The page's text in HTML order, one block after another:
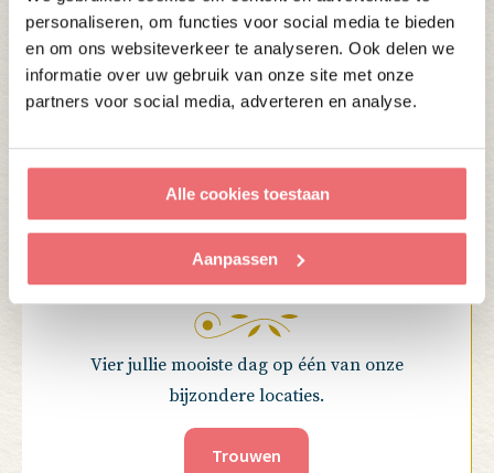
personaliseren, om functies voor social media te bieden
en om ons websiteverkeer te analyseren. Ook delen we
informatie over uw gebruik van onze site met onze
partners voor social media, adverteren en analyse.
Alle cookies toestaan
Aanpassen
Mogelijkheden
TROUWEN
Vier jullie mooiste dag op één van onze
bijzondere locaties.
Trouwen